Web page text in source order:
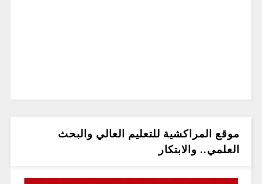
موقع المراكشية للتعليم العالي والبحث
العلمي.. والابتكار